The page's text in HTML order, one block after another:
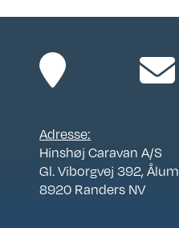
Adresse:
Hinshøj Caravan A/S
Gl. Viborgvej 392, Ålum
8920 Randers NV